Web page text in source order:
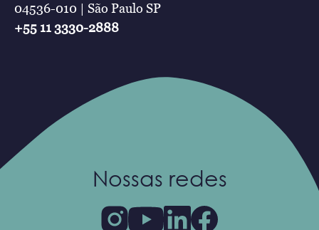
04536-010 | São Paulo SP
+55 11 3330-2888
Nossas redes